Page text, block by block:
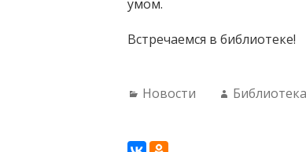
умом.
Встречаемся в библиотеке!
Categories:
Новости Author: